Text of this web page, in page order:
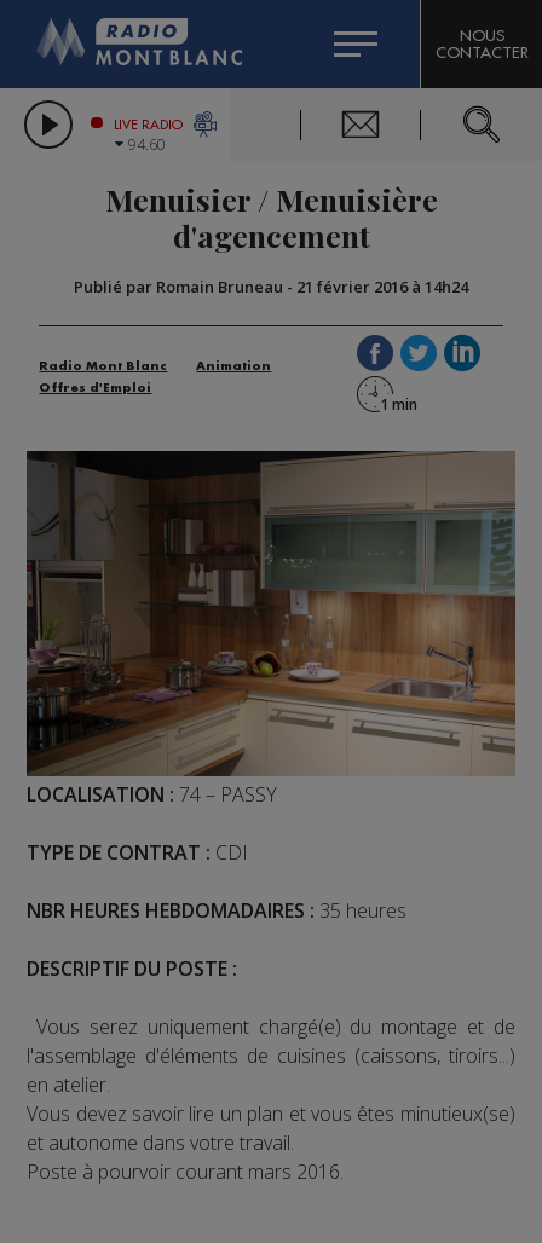
LES CHRONIQUES DE L'EXPERT
CITIZEN MACHINERY
GRAND MASSIF DOMAINES SKIABLES
BIGARD
COMPAGNIE DU MONT-BLANC
NOUS
CONTACTER
LIVE RADIO
94.60
Menuisier / Menuisière
d'agencement
Publié par Romain Bruneau - 21 février 2016 à 14h24
Radio Mont Blanc
Animation
Offres d'Emploi
LOCALISATION :74 – PASSY
TYPE DE CONTRAT : CDI
NBR HEURES HEBDOMADAIRES : 35 heures
DESCRIPTIF DU POSTE :
Vous serez uniquement chargé(e) du montage et de
l'assemblage d'éléments de cuisines (caissons, tiroirs...)
en atelier.
Vous devez savoir lire un plan et vous êtes minutieux(se)
et autonome dans votre travail.
Poste à pourvoir courant mars 2016.